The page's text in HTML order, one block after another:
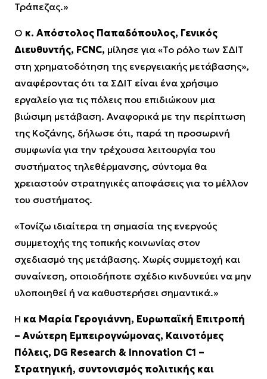
Τράπεζας.»
Ο κ. Απόστολος Παπαδόπουλος, Γενικός
Διευθυντής, FCNC, μίλησε για «Το ρόλο των ΣΔΙΤ
στη χρηματοδότηση της ενεργειακής μετάβασης»,
αναφέροντας ότι τα ΣΔΙΤ είναι ένα χρήσιμο
εργαλείο για τις πόλεις που επιδιώκουν μια
βιώσιμη μετάβαση. Αναφορικά με την περίπτωση
της Κοζάνης, δήλωσε ότι, παρά τη προσωρινή
συμφωνία για την τρέχουσα λειτουργία του
συστήματος τηλεθέρμανσης, σύντομα θα
χρειαστούν στρατηγικές αποφάσεις για το μέλλον
του συστήματος.
«Τονίζω ιδιαίτερα τη σημασία της ενεργούς
συμμετοχής της τοπικής κοινωνίας στον
σχεδιασμό της μετάβασης. Χωρίς συμμετοχή και
συναίνεση, οποιοδήποτε σχέδιο κινδυνεύει να μην
υλοποιηθεί ή να καθυστερήσει σημαντικά.»
Η κα Μαρία Γερογιάννη, Ευρωπαϊκή Επιτροπή
– Ανώτερη Εμπειρογνώμονας, Καινοτόμες
Πόλεις, DG Research & Innovation C1 –
Στρατηγική, συντονισμός πολιτικής και